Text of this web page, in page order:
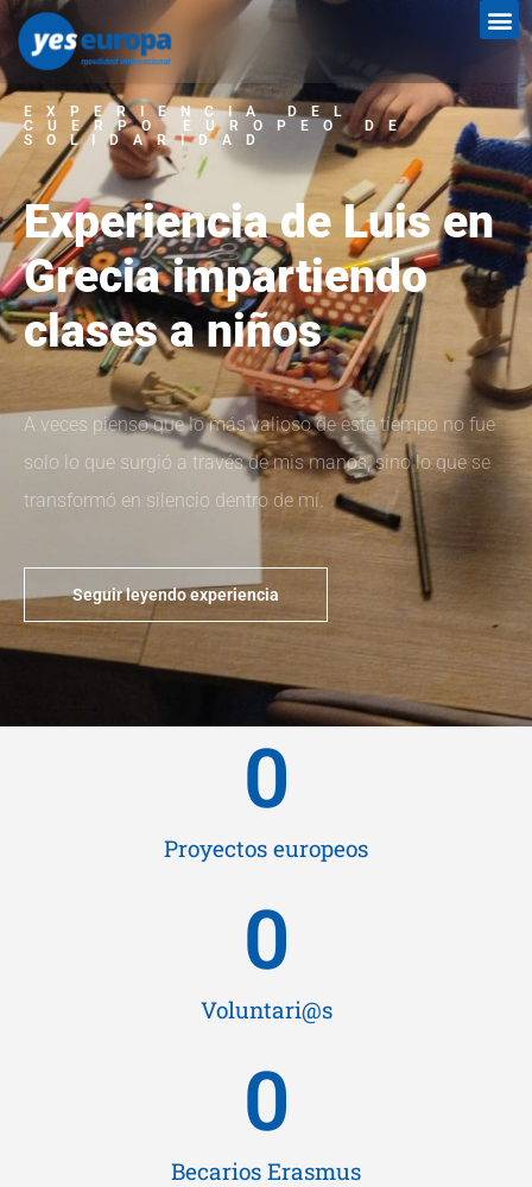
EXPERIENCIA DEL
CUERPO EUROPEO DE
SOLIDARIDAD
Experiencia de Luis en
Grecia impartiendo
clases a niños
A veces pienso que lo más valioso de este tiempo no fue
solo lo que surgió a través de mis manos, sino lo que se
transformó en silencio dentro de mí.
Seguir leyendo experiencia
Proyectos europeos
0
Voluntari@s
0
Becarios Erasmus
0